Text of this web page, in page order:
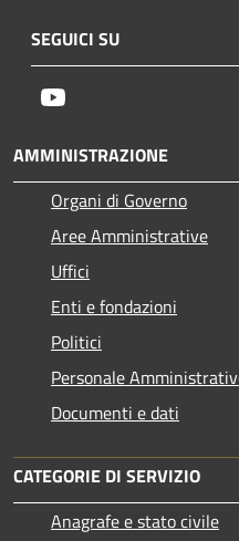
SEGUICI SU
AMMINISTRAZIONE
Organi di Governo
Aree Amministrative
Uffici
Enti e fondazioni
Politici
Personale
Documenti e dati
CATEGORIE DI SERVIZIO
Anagrafe e stato civile